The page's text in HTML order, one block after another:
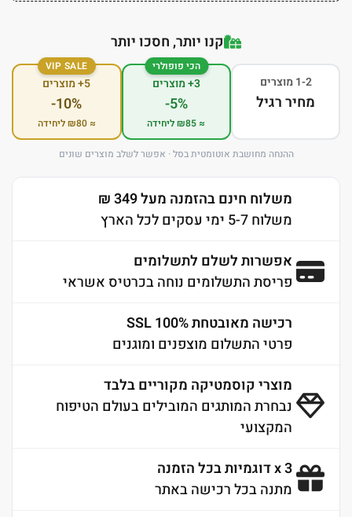
קנו יותר, חסכו יותר
1-2 מוצרים
מחיר רגיל
הכי פופולרי
3+ מוצרים
-5%
≈ ₪85 ליחידה
VIP SALE
5+ מוצרים
-10%
≈ ₪80 ליחידה
ההנחה מחושבת אוטומטית בסל · אפשר לשלב מוצרים שונים
משלוח חינם בהזמנה מעל 349 ₪
משלוח 5-7 ימי עסקים לכל הארץ
אפשרות לשלם לתשלומים
פריסת התשלומים נוחה בכרטיס אשראי
רכישה מאובטחת 100% SSL
פרטי התשלום מוצפנים ומוגנים
מוצרי קוסמטיקה מקוריים בלבד
נבחרת המותגים המובילים בעולם הטיפוח
המקצועי
3 x דוגמיות בכל הזמנה
מתנה בכל רכישה באתר